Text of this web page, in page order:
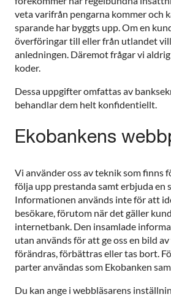
veta varifrån pengarna kommer och
sparande har byggts upp. Om en
överföringar till eller från utlandet
anledningen. Däremot frågar vi
koder.
Dessa uppgifter omfattas av
behandlar dem helt konfidentiellt.
Ekobankens
Vi använder oss av teknik som finns
följa upp prestanda samt erbjuda en
Informationen används inte för att
besökare, förutom när det gäller
internetbank. Den insamlade
utan används för att ge oss en bild av
förändras, förbättras eller tas bort.
parter användas som Ekobanken
Du kan ange i webbläsarens